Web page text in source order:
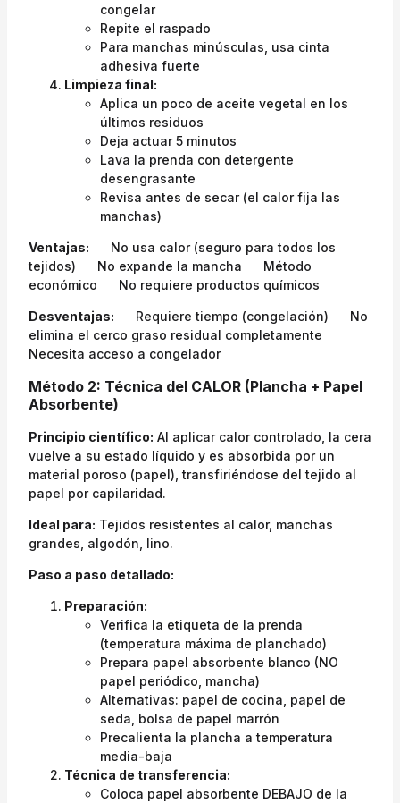
congelar
Repite el raspado
Para manchas minúsculas, usa cinta
adhesiva fuerte
Limpieza final:
Aplica un poco de aceite vegetal en los
últimos residuos
Deja actuar 5 minutos
Lava la prenda con detergente
desengrasante
Revisa antes de secar (el calor fija las
manchas)
Ventajas:
No usa calor (seguro para todos los
tejidos)
No expande la mancha
Método
económico
No requiere productos químicos
Desventajas: Requiere tiempo (congelación)
No
elimina el cerco graso residual completamente
Necesita acceso a congelador
Método 2: Técnica del CALOR (Plancha + Papel
Absorbente)
Principio científico: Al aplicar calor controlado, la cera
vuelve a su estado líquido y es absorbida por un
material poroso (papel), transfiriéndose del tejido al
papel por capilaridad.
Ideal para: Tejidos resistentes al calor, manchas
grandes, algodón, lino.
Paso a paso detallado:
Preparación:
Verifica la etiqueta de la prenda
(temperatura máxima de planchado)
Prepara papel absorbente blanco (NO
papel periódico, mancha)
Alternativas: papel de cocina, papel de
seda, bolsa de papel marrón
Precalienta la plancha a temperatura
media-baja
Técnica de transferencia:
Coloca papel absorbente DEBAJO de la